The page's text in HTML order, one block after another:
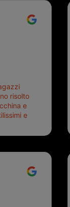
risolto
e
e